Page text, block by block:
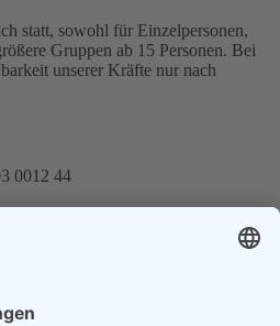
statt, sowohl für Einzelpersonen,
Gruppen ab 15 Personen. Bei
unserer Kräfte nur nach
0012 44
werden